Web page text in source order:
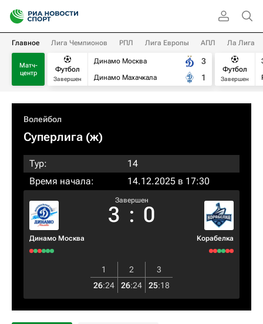
Главное Лига Чемпионов РПЛ Лига Европы АПЛ Ла Лига
Матч-
центр
Футбол
Завершен
Динамо Москва
Динамо Махачкала
3
1
Футбол
Завершен
Волейбол
Суперлига (ж)
Тур:
14
Время начала:
14.12.2025 в 17:30
Динамо Москва
Завершен
3 : 0
Корабелка
1 2
3
26:24 26:24 25:18